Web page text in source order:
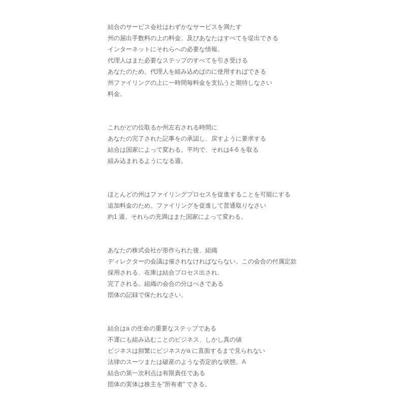
結合のサービス会社はわずかなサービスを満たす
州の届出手数料の上の料金、及びあなたはすべてを堤出できる
インターネットにそれらへの必要な情報。
代理人はまた必要なステップのすべてを引き受ける
あなたのため。代理人を組み込めばのに使用すればできる
州ファイリングの上に一時間毎料金を支払うと期待しなさい
料金。
これがどの位取るか州左右される時間に
あなたの完了された記事をの承認し、戻すように要求する
結合は国家によって変わる。平均で、それは4-6 を取る
組み込まれるようになる週。
ほとんどの州はファイリングプロセスを促進することを可能にする
追加料金のため。ファイリングを促進して普通取りなさい
約1 週。それらの充満はまた国家によって変わる。
あなたの株式会社が形作られた後、組織
ディレクターの会議は催されなければならない。この会合の付属定款
採用される、在庫は結合プロセス出され、
完了される。組織の会合の分はべきである
団体の記録で保たれなさい。
結合はa の生命の重要なステップである
不運にも組み込むことのビジネス、しかし真の値
ビジネスは頻繁にビジネスがa に直面するまで見られない
法律のスーツまたは破産のような否定的な状態。A
結合の第一次利点は有限責任である
団体の実体は株主を"所有者" できる。